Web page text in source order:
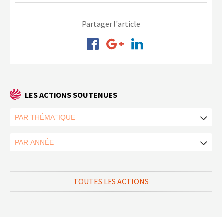
Partager l'article
LES ACTIONS SOUTENUES
TOUTES LES ACTIONS